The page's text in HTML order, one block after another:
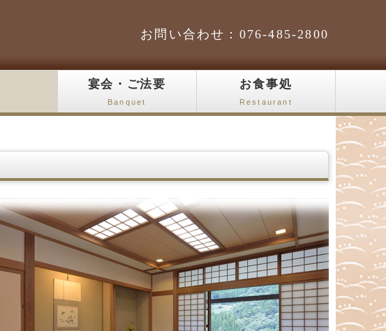
お問い合わせ：076-485-2800
宴会・ご法要
Banquet
お食事処
Restaurant